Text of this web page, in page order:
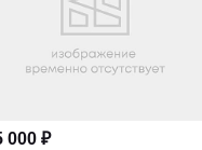
000 ₽